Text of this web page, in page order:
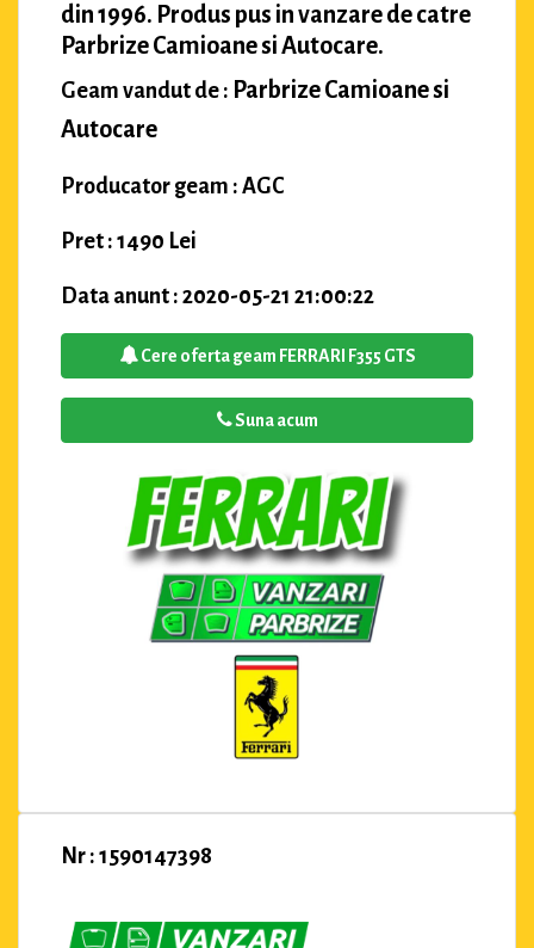
din 1996. Produs pus in vanzare de catre
Parbrize Camioane si Autocare.
Geam vandut de : Parbrize Camioane si
Autocare
Producator geam : AGC
Pret : 1490 Lei
Data anunt : 2020-05-21 21:00:22
Cere oferta geam FERRARI F355 GTS
Suna acum
Nr : 1590147398